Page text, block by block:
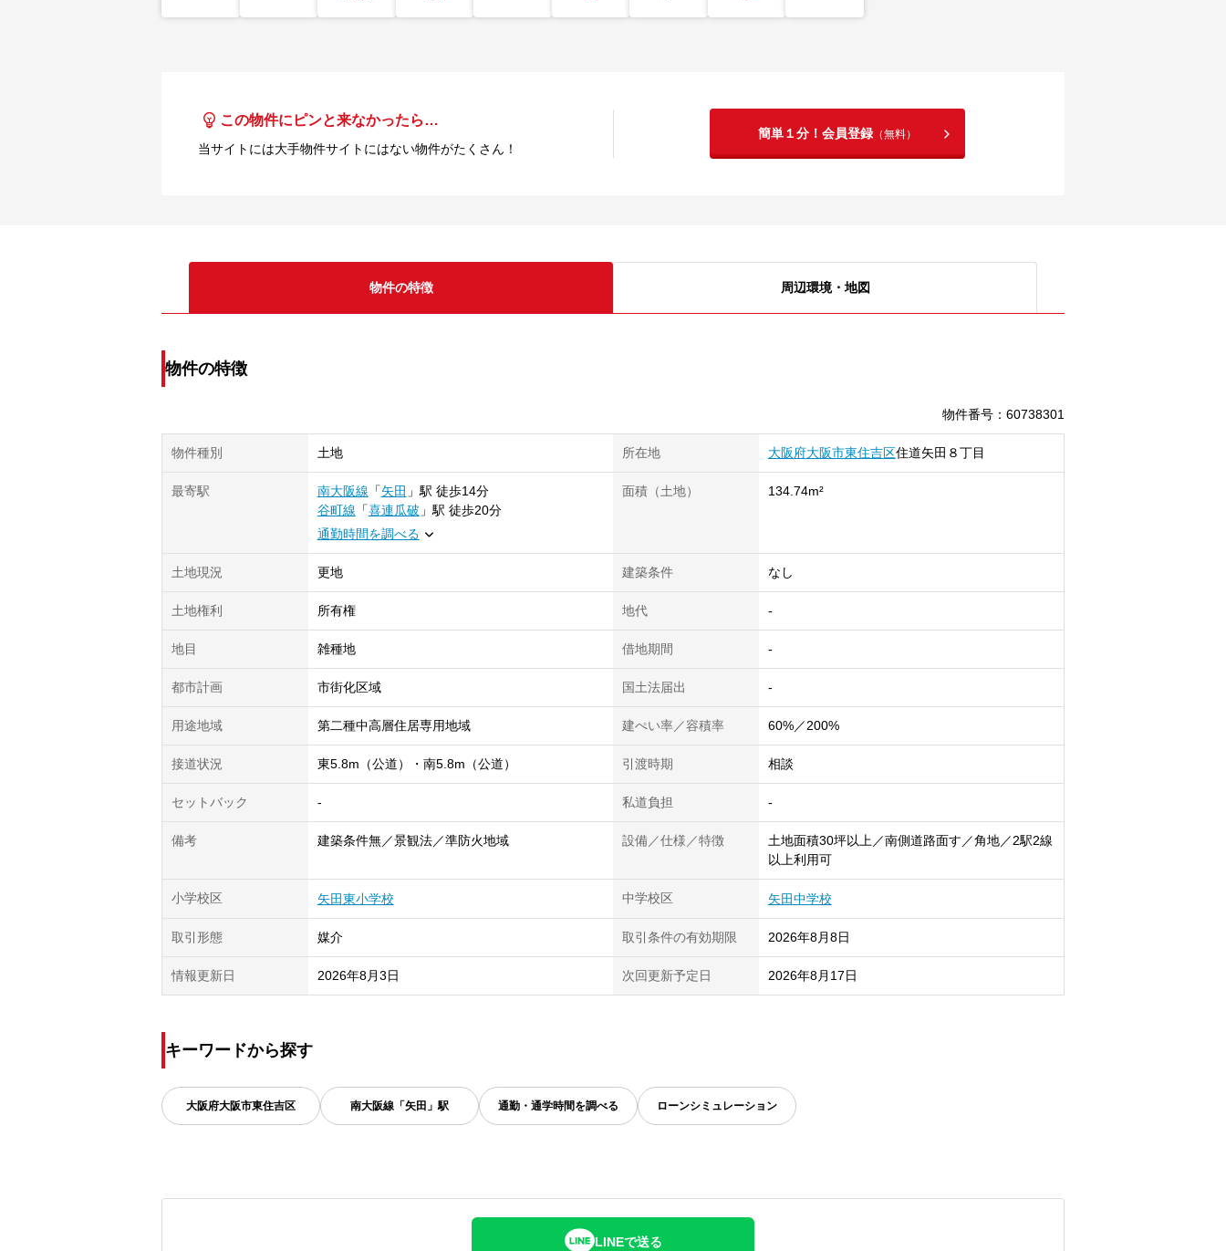
この物件にピンと来なかったら…
当サイトには大手物件サイトにはない物件がたくさん！
簡単１分！会員登録 （無料）
物件の特徴 周辺環境・地図
物件の特徴
物件番号 ： 60738301
物件種別 土地 所在地 大阪府大阪市東住吉区住道矢田 ８丁目
最寄駅 南大阪線 「矢田 」駅 徒歩14分
谷町線 「喜連瓜破 」駅 徒歩20分
通勤時間を調べる
面積（土地） 134.74m²
土地現況 更地 建築条件 なし
土地権利 所有権 地代 -
地目 雑種地 借地期間 -
都市計画 市街化区域 国土法届出 -
用途地域 第二種中高層住居専用地域 建ぺい率／容積率 60%／200%
接道状況 東5.8m（公道）・南5.8m（公道） 引渡時期 相談
セットバック - 私道負担 -
備考 建築条件無／景観法／準防火地域 設備／仕様／特徴
土地面積30坪以上／南側道路面す／角地／2駅2線
以上利用可
小学校区 矢田東小学校 中学校区 矢田中学校
取引形態 媒介 取引条件の有効期限 2026年8月8日
情報更新日 2026年8月3日 次回更新予定日 2026年8月17日
キーワードから探す
大阪府大阪市東住吉区 南大阪線「矢田」駅 通勤・通学時間を調べる ローンシミュレーション
LINEで送る